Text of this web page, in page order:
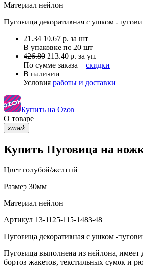
Материал нейлон
Пуговица декоративная с ушком -
21.34 10.67 р. за шт
В упаковке по 20 шт
426.80 213.40 р. за уп.
По сумме заказа – скидки
В наличии
Условия работы и доставки
Купить на Ozon
О товаре
xmark
Купить Пуговица на
Цвет голубой/желтый
Размер 30мм
Материал нейлон
Артикул 13-1125-115-1483-48
Пуговица декоративная с ушком -
Пуговица выполнена из нейлона, имеет
бортов жакетов, текстильных сумок и